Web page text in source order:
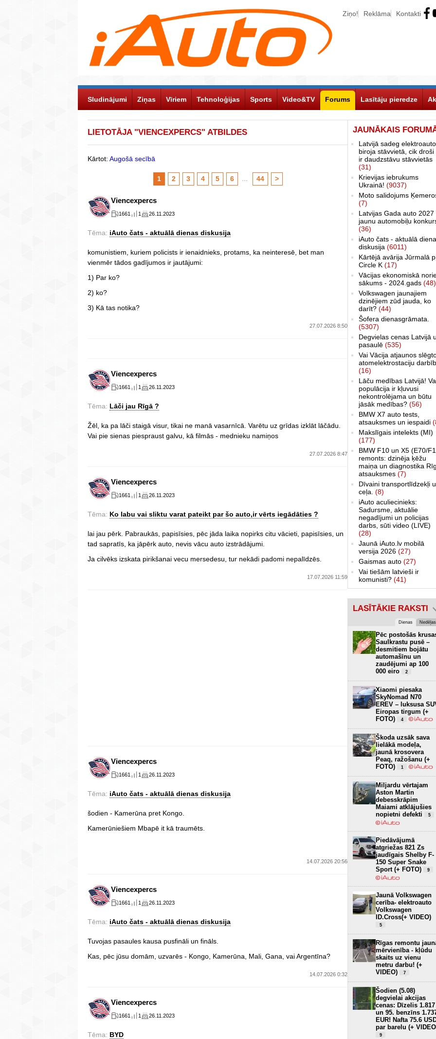
Ziņo! Reklāma Kontakti
Sludinājumi Ziņas Vīriem Tehnoloģijas Sports Video&TV Forums Lasītāju pieredze
LIETOTĀJA "VIENCEXPERCS" ATBILDES
Kārtot: Augošā secībā
1 2 3 4 5 6 ... 44 >
Viencexpercs
1661 1 26.11.2023
Tēma: iAuto čats - aktuālā dienas diskusija
komunistiem, kuriem policists ir ienaidnieks, protams, ka neinteresē, bet man
vienmēr tādos gadījumos ir jautājumi:
1) Par ko?
2) ko?
3) Kā tas notika?
27.07.2026 8:50
Viencexpercs
1661 1 26.11.2023
Tēma: Lāči jau Rīgā ?
Žēl, ka pa lāči staigā visur, tikai ne manā vasarnīcā. Varētu uz grīdas izklāt lāčādu.
Vai pie sienas piespraust galvu, kā filmās - mednieku namiņos
27.07.2026 8:47
Viencexpercs
1661 1 26.11.2023
Tēma: Ko labu vai sliktu varat pateikt par šo auto,ir vērts iegādāties ?
lai jau pērk. Pabraukās, papisīsies, pēc jāda laika nopirks citu vācieti, papisīsies, un
tad sapratīs, ka jāpērk auto, nevis vācu auto izstrādājumi.
Ja cilvēks izskata pirikšanai vecu mersedesu, tur nekādi padomi nepalīdzēs.
17.07.2026 11:59
Viencexpercs
1661 1 26.11.2023
Tēma: iAuto čats - aktuālā dienas diskusija
šodien - Kamerūna pret Kongo.
Kamerūniešiem Mbapē it kā traumēts.
14.07.2026 20:56
Viencexpercs
1661 1 26.11.2023
Tēma: iAuto čats - aktuālā dienas diskusija
Tuvojas pasaules kausa pusfināli un fināls.
Kas, pēc jūsu domām, uzvarēs - Kongo, Kamerūna, Mali, Gana, vai Argentīna?
14.07.2026 0:32
Viencexpercs
1661 1 26.11.2023
Tēma: BYD
JAUNĀKAIS
Latvijā sadeg elektroauto
biroja stāvvietā, cik droši
ir daudzstāvu stāvvietās
(31)
Krievijas iebrukums
Ukrainā! (9037)
Moto salidojums
(7)
Latvijas Gada auto 2027
jaunu automobiļu
(36)
iAuto čats - aktuālā
diskusija (6011)
Kārtējā avārija Jūrmalā
Circle K (17)
Vācijas ekonomiskā
sākums - 2024.gads (48)
Volkswagen jaunajiem
dzinējiem zūd jauda, ko
darīt? (44)
Šofera dienasgrāmata.
(5307)
Degvielas cenas Latvijā
pasaulē (535)
Vai Vācija atjaunos
atomelektrostaciju
(16)
Lāču medības Latvijā!
populācija ir kļuvusi
nekontrolējama un būtu
jāsāk medības? (56)
BMW X7 auto tests,
atsauksmes un iespaidi
Makslīgais intelekts (MI)
(177)
BMW F10 un X5 (E70/
remonts: dzinēja ķēžu
maiņa un diagnostika
atsauksmes (7)
Dīvaini transportlīdzekļi
ceļa. (8)
iAuto aculiecinieks:
Sadursme, aktuālie
negadījumi un policijas
darbs, sūti video (LIVE)
(28)
Jaunā iAuto.lv mobilā
versija 2026 (27)
Gaismas auto (27)
Vai tiešām latvieši ir
komunisti? (41)
LASĪTĀKIE RAKSTI
Dienas Nedēļas
Pēc postošās
Saulkrastu pusē –
desmitiem bojātu
automašīnu un
zaudējumi ap 100
000 eiro
2
Xiaomi piesaka
SkyNomad N70
EREV – luksusa
Eiropas tirgum (+
FOTO)
4
Škoda uzsāk sava
lielākā modeļa,
jaunā krosovera
Peaq, ražošanu (+
FOTO)
1
Miljardu vērtajam
Aston Martin
debesskrāpim
Maiami atklājušies
nopietni defekti
5
Piedāvājumā
atgriežas 821 Zs
jaudīgais Shelby F-
150 Super Snake
Sport (+ FOTO)
9
Jaunā Volkswagen
cerība- elektroauto
Volkswagen
ID.Cross(+ VIDEO)
5
Rīgas remontu
mērvienība - kļūdu
skaits uz vienu
metru darbu! (+
VIDEO)
7
Šodien (5.08)
degvielai akcijas
cenas: Dīzelis 1.817
un 95. benzīns
EUR! Nafta 75.6
par barelu (+
9